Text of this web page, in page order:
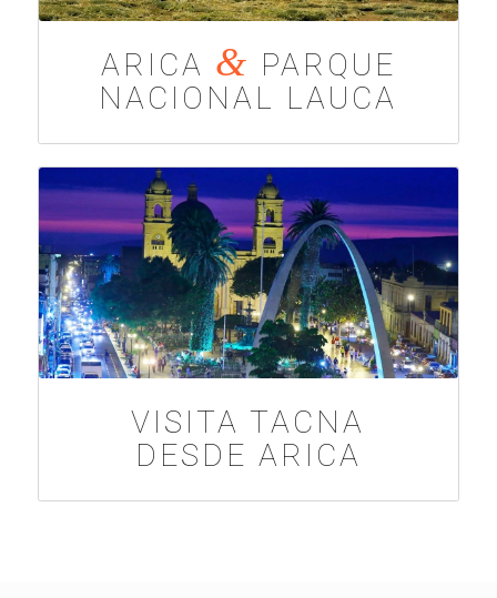
ARICA & PARQUE
NACIONAL LAUCA
VISITA TACNA
DESDE ARICA